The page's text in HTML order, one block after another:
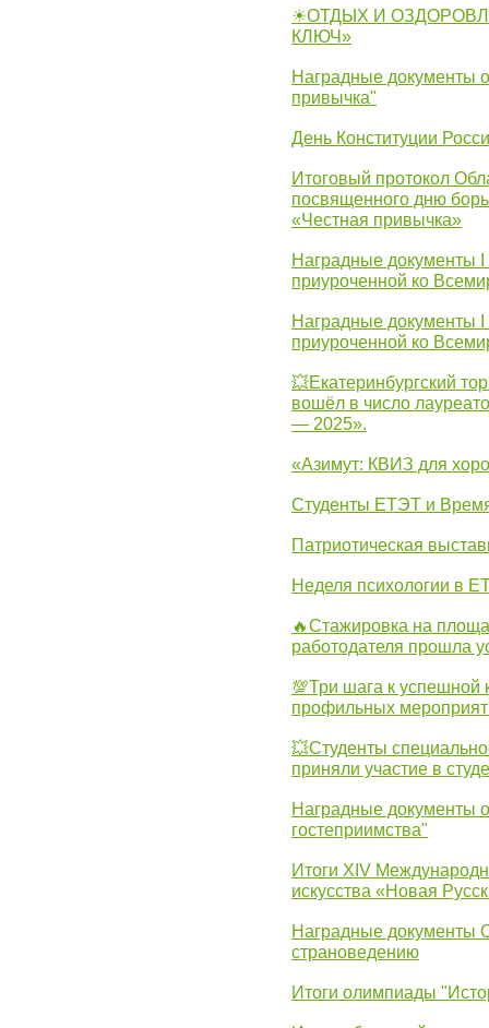
☀ОТДЫХ И
КЛЮЧ»
Наградные документы
привычка"
День Конституции
Итоговый протокол
посвященного дню
«Честная привычка»
Наградные документы
приуроченной ко
Наградные документы
приуроченной ко
💥Екатеринбургский
вошёл в число
— 2025».
«Азимут: КВИЗ для
Студенты ЕТЭТ и
Патриотическая
Неделя психологии в
🔥Стажировка на
работодателя прошла
💯Три шага к успешной
профильных
💥Студенты
приняли участие в
Наградные документы
гостеприимства"
Итоги XIV
искусства «Новая
Наградные документы
страноведению
Итоги олимпиады